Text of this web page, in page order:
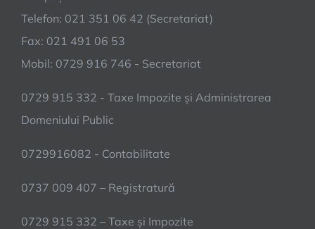
Telefon: 021 351 06 42 (Secretariat)
Fax: 021 491 06 53
Mobil: 0729 916 746 - Secretariat
0729 915 332 - Taxe Impozite și Administrarea
Domeniului Public
0729916082 - Contabilitate
0737 009 407 – Registratură
0729 915 332 – Taxe și Impozite